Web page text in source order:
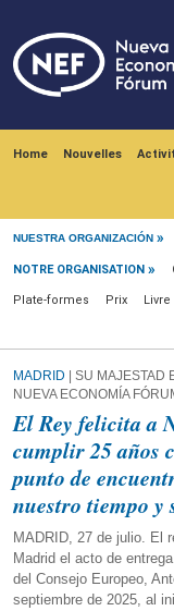
Home Nouvelles
NUESTRA ORGANIZACIÓN
Notre Organisation
NOTRE ORGANISATION
Plate-formes Prix
MADRID | SU MAJESTAD
NUEVA ECONOMÍA
El Rey felicita a
cumplir 25 años
punto de
nuestro tiempo y
MADRID, 27 de julio. El
Madrid el acto de
del Consejo Europeo,
septiembre de 2025, al